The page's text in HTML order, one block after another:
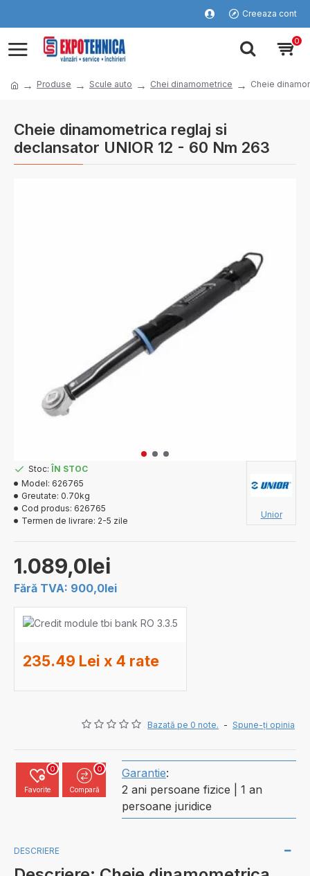
Creeaza cont
0
Produse Scule auto Chei dinamometrice Cheie
Cheie dinamometrica reglaj si
declansator UNIOR 12 - 60 Nm 263
Bazată pe 0 note. - Spune-ţi opinia
1.089,0lei
Fără TVA: 900,0lei
Stoc: ÎN STOC
Model: 626765
Greutate: 0.70kg
Cod produs: 626765
Termen de livrare: 2-5 zile
Unior
235.49 Lei x 4 rate
Favorite
0
Compară
0 Garantie:
2 ani persoane fizice | 1 an
persoane juridice
DESCRIERE